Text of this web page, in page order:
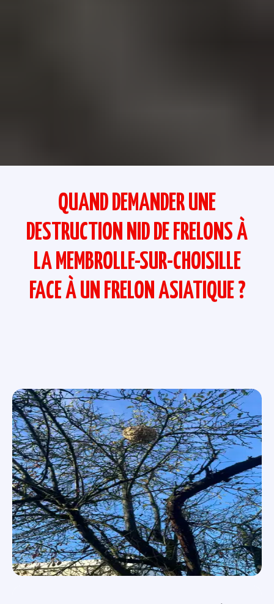
QUAND DEMANDER UNE
DESTRUCTION NID DE FRELONS À
LA MEMBROLLE-SUR-CHOISILLE
FACE À UN FRELON ASIATIQUE ?